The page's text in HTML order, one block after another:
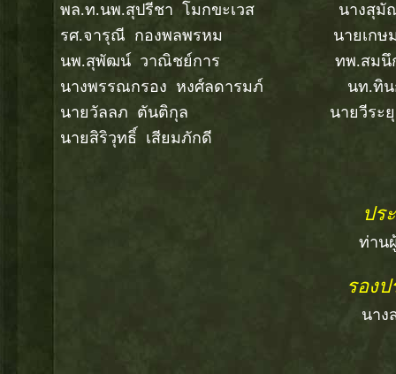
พล.ท.นพ.สุปรีชา โมกขะเวส นางสุมัณฑ
รศ.จารุณี กองพลพรหม นายเกษม
นพ.สุพัฒน์ วาณิชย์การ ทพ.สมนึก วั
นางพรรณกรอง หงศ์ลดารมภ์ นท.ทิน
นายวัลลภ ตันติกุล นายวีระยุค พั
นายสิริวุทธิ์ เสียมภักดี
ปร
ท่าน
รอง
นาง